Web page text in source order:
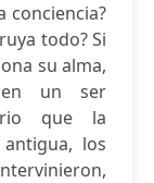
conciencia?
todo? Si
su alma,
en un ser
que la
los